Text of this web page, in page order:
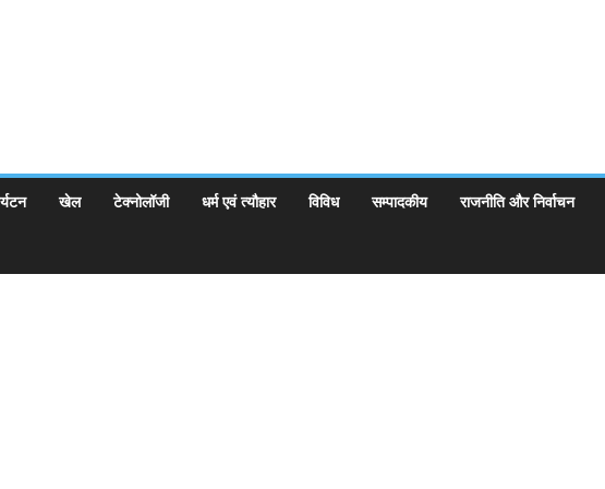
खेल टेक्नोलॉजी धर्म एवं त्यौहार विविध सम्पादकीय राजनीति और निर्वाचन